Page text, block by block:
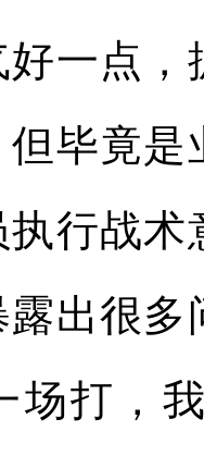
一点
毕竟
行战
出很
场打，